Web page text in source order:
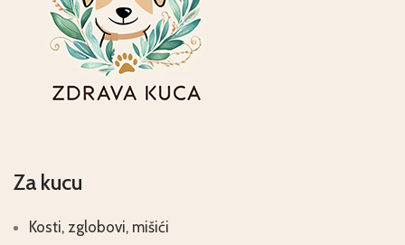
Za kucu
Kosti, zglobovi, mišići